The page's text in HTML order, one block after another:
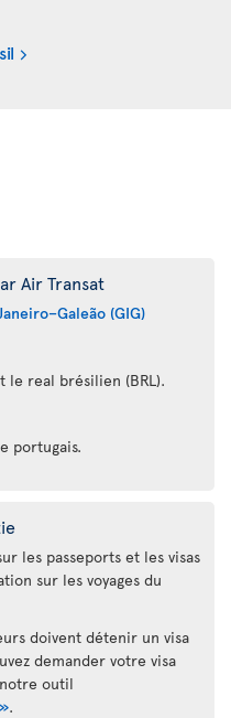
Air Transat
(GIG)
le real brésilien (BRL).
portugais.
les passeports et les visas
sur les voyages du
doivent détenir un visa
demander votre visa
outil
.